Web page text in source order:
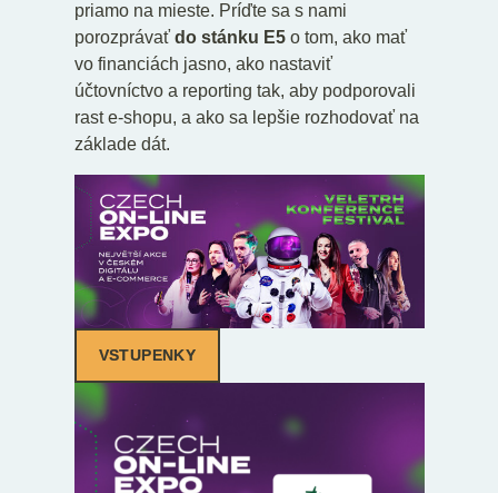
priamo na mieste. Príďte sa s nami
porozprávať do stánku E5o tom, ako mať
vo financiách jasno, ako nastaviť
účtovníctvo a reporting tak, aby podporovali
rast e-shopu, a ako sa lepšie rozhodovať na
základe dát.
VSTUPENKY